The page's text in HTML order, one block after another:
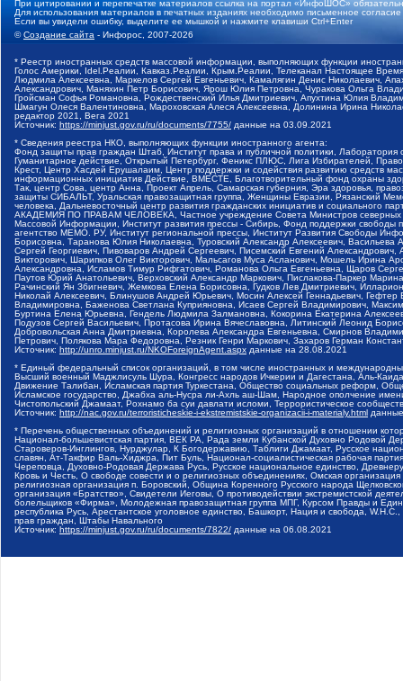
При цитировании и перепечатке материалов ссылка на портал «ИнфоШОС»
Для использования материалов в печатных изданиях необходимо письменное
Если вы увидели ошибку, выделите ее мышкой и нажмите клавиши Ctrl+Enter
©Создание сайта - Инфорос, 2007-2026
* Реестр иностранных средств массовой информации, выполняющих функции
Голос Америки, Idel.Реалии, Кавказ.Реалии, Крым.Реалии, Телеканал Настоящее
Людмила Алексеевна, Маркелов Сергей Евгеньевич, Камалягин Денис Николаевич,
Александрович, Маняхин Петр Борисович, Ярош Юлия Петровна, Чуракова Ольга
Гройсман Софья Романовна, Рождественский Илья Дмитриевич, Апухтина Юлия
Шмагун Олеся Валентиновна, Мароховская Алеся Алексеевна, Долинина Ирина
редактор 2021, Вега 2021
Источник: https://minjust.gov.ru/ru/documents/7755/ данные на 03.09.2021
* Сведения реестра НКО, выполняющих функции иностранного агента:
Фонд защиты прав граждан Штаб, Институт права и публичной политики,
Гуманитарное действие, Открытый Петербург, Феникс ПЛЮС, Лига Избирателей,
Крест, Центр Хасдей Ерушалаим, Центр поддержки и содействия развитию средств
информационных инициатив Действие, ВМЕСТЕ, Благотворительный фонд охраны
Так, центр Сова, центр Анна, Проект Апрель, Самарская губерния, Эра здоровья,
защиты СИБАЛЬТ, Уральская правозащитная группа, Женщины Евразии, Рязанский
человека, Дальневосточный центр развития гражданских инициатив и социального
АКАДЕМИЯ ПО ПРАВАМ ЧЕЛОВЕКА, Частное учреждение Совета Министров северных
Массовой Информации, Институт развития прессы - Сибирь, Фонд поддержки
агентство МЕМО. РУ, Институт региональной прессы, Институт Развития Свободы
Борисовна, Таранова Юлия Николаевна, Туровский Александр Алексеевич,
Сергей Георгиевич, Пивоваров Андрей Сергеевич, Писемский Евгений
Викторович, Шарипков Олег Викторович, Мальсагов Муса Асланович, Мошель Ирина
Александровна, Исламов Тимур Рифгатович, Романова Ольга Евгеньевна, Щаров
Паутов Юрий Анатольевич, Верховский Александр Маркович, Пислакова-Паркер
Рачинский Ян Збигневич, Жемкова Елена Борисовна, Гудков Лев Дмитриевич,
Николай Алексеевич, Блинушов Андрей Юрьевич, Мосин Алексей Геннадьевич,
Владимировна, Баженова Светлана Куприяновна, Исаев Сергей Владимирович,
Буртина Елена Юрьевна, Гендель Людмила Залмановна, Кокорина Екатерина
Подузов Сергей Васильевич, Протасова Ирина Вячеславовна, Литинский Леонид
Добровольская Анна Дмитриевна, Королева Александра Евгеньевна, Смирнов
Петрович, Полякова Мара Федоровна, Резник Генри Маркович, Захаров Герман
Источник: http://unro.minjust.ru/NKOForeignAgent.aspx данные на 28.08.2021
* Единый федеральный список организаций, в том числе иностранных и
Высший военный Маджлисуль Шура, Конгресс народов Ичкерии и Дагестана, Аль-
Движение Талибан, Исламская партия Туркестана, Общество социальных реформ,
Исламское государство, Джабха аль-Нусра ли-Ахль аш-Шам, Народное ополчение
Чистопольский Джамаат, Рохнамо ба суи давлати исломи, Террористическое
Источник: http://nac.gov.ru/terroristicheskie-i-ekstremistskie-organizacii-i-materialy.html
* Перечень общественных объединений и религиозных организаций в отношении
Национал-большевистская партия, ВЕК РА, Рада земли Кубанской Духовно Родовой
Староверов-Инглингов, Нурджулар, К Богодержавию, Таблиги Джамаат, Русское
славян, Ат-Такфир Валь-Хиджра, Пит Буль, Национал-социалистическая рабочая
Череповца, Духовно-Родовая Держава Русь, Русское национальное единство,
Кровь и Честь, О свободе совести и о религиозных объединениях, Омская
религиозная организация п. Боровский, Община Коренного Русского народа
организация «Братство», Свидетели Иеговы, О противодействии экстремистской
болельщиков «Фирма», Молодежная правозащитная группа МПГ, Курсом Правды и
республика Русь, Арестантское уголовное единство, Башкорт, Нация и свобода,
прав граждан, Штабы Навального
Источник: https://minjust.gov.ru/ru/documents/7822/ данные на 06.08.2021